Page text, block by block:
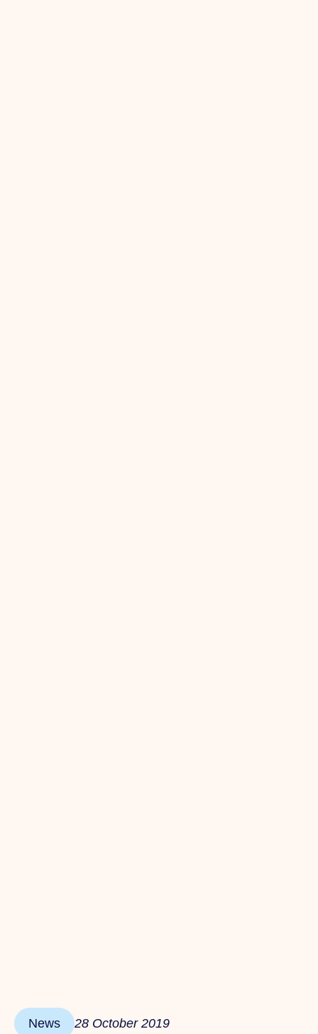
News 28 October 2019